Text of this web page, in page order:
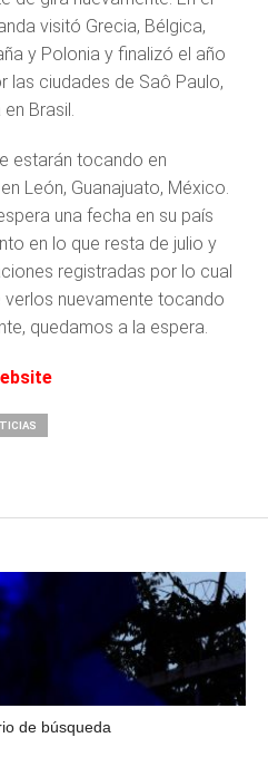
visitó Grecia, Bélgica,
y Polonia y finalizó el año
las ciudades de Saô Paulo,
Brasil.
estarán tocando en
León, Guanajuato, México.
una fecha en su país
en lo que resta de julio y
registradas por lo cual
nuevamente tocando
quedamos a la espera.
de búsqueda